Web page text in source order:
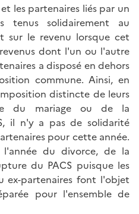
les partenaires liés par un
tenus solidairement au
sur le revenu lorsque cet
dont l'un ou l'autre
a disposé en dehors
commune. Ainsi, en
distincte de leurs
du mariage ou de la
il n'y a pas de solidarité
pour cette année.
du divorce, de la
du PACS puisque les
ex-partenaires font l'objet
pour l'ensemble de